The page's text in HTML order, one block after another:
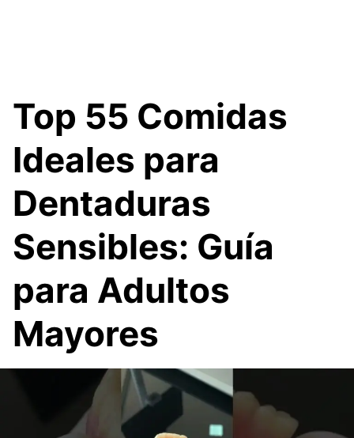
Top 55 Comidas
Ideales para
Dentaduras
Sensibles: Guía
para Adultos
Mayores